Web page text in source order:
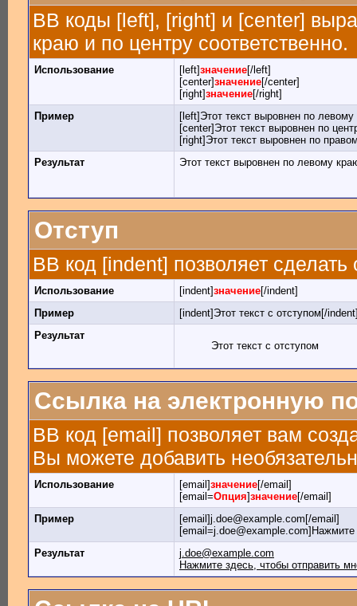
BB коды [left], [right] и [center]
краю и по центру соответственно.
Использование [left]значение[/left]
[center]значение[/center]
[right]значение[/right]
Пример
[left]Этот текст выровнен по
[center]Этот текст выровнен по
[right]Этот текст выровнен по
Результат
Этот текст выровнен по левому
Отступ
BB код [indent] позволяет сделать
Использование [indent]значение[/indent]
Пример
[indent]Этот текст с отступом[/
Результат
Этот текст с отступом
Ссылка на электронную
BB код [email] позволяет вам
Вы можете добавить
Использование [email]значение[/email]
[email=Опция]значение[/email]
Пример
[email]j.doe@example.com[/email]
Результат
j.doe@example.com
Нажмите здесь, чтобы отправить